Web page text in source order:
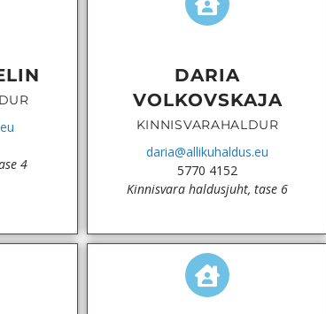
4
DARIA
VOLKOVSKAJA
KINNISVARAHALDUR
daria@allikuhaldus.eu
5770 4152
Kinnisvara haldusjuht, tase 6